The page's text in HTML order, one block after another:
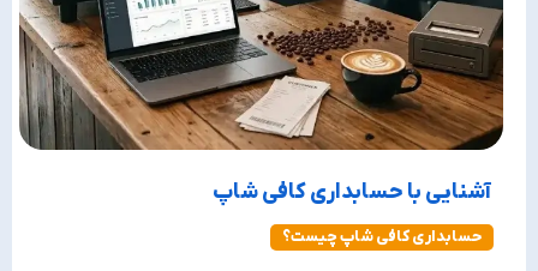
آشنایی با حسابداری کافی‌ شاپ
حسابداری کافی شاپ چیست؟